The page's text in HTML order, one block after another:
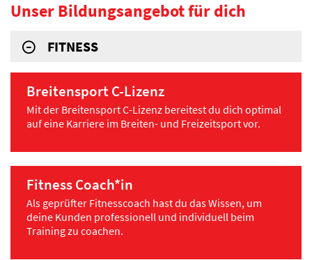
Unser Bildungsangebot für dich
FITNESS
Breitensport C-Lizenz
Mit der Breitensport C-Lizenz bereitest du dich optimal
auf eine Karriere im Breiten- und Freizeitsport vor.
Fitness Coach*in
Als geprüfter Fitnesscoach hast du das Wissen, um
deine Kunden professionell und individuell beim
Training zu coachen.